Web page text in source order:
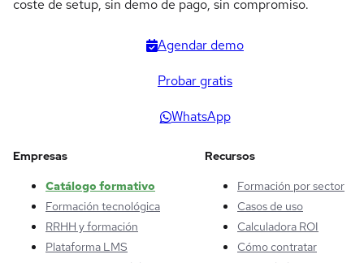
coste de setup, sin demo de pago, sin compromiso.
Agendar demo
Probar gratis
WhatsApp
Empresas
Catálogo formativo
Formación tecnológica
RRHH y formación
Plataforma LMS
Recursos
Formación por sector
Casos de uso
Calculadora ROI
Cómo contratar